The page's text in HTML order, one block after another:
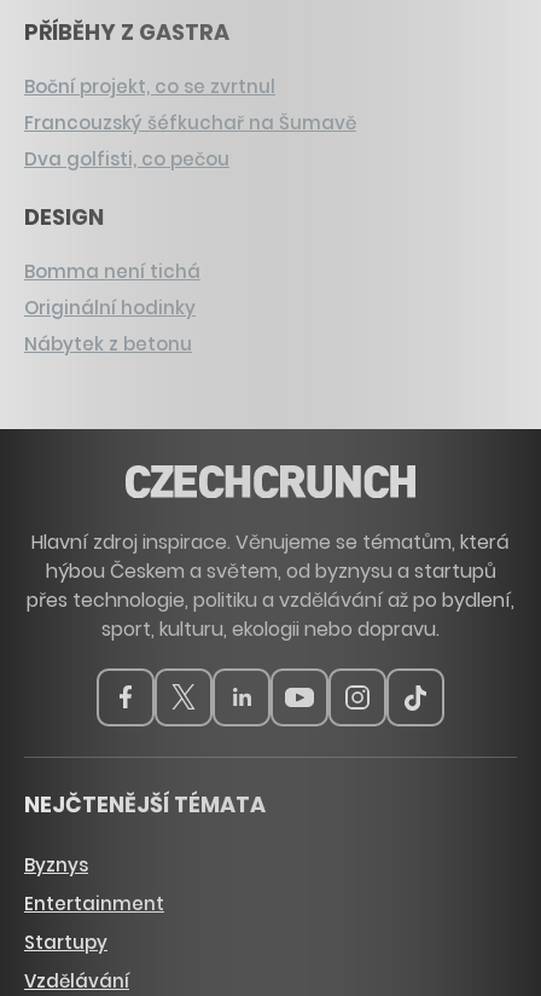
PŘÍBĚHY Z GASTRA
Boční projekt, co se zvrtnul
Francouzský šéfkuchař na Šumavě
Dva golfisti, co pečou
DESIGN
Bomma není tichá
Originální hodinky
Nábytek z betonu
Hlavní zdroj inspirace. Věnujeme se tématům, která
hýbou Českem a světem, od byznysu a startupů
přes technologie, politiku a vzdělávání až po bydlení,
sport, kulturu, ekologii nebo dopravu.
NEJČTENĚJŠÍ TÉMATA
Byznys
Entertainment
Startupy
Vzdělávání